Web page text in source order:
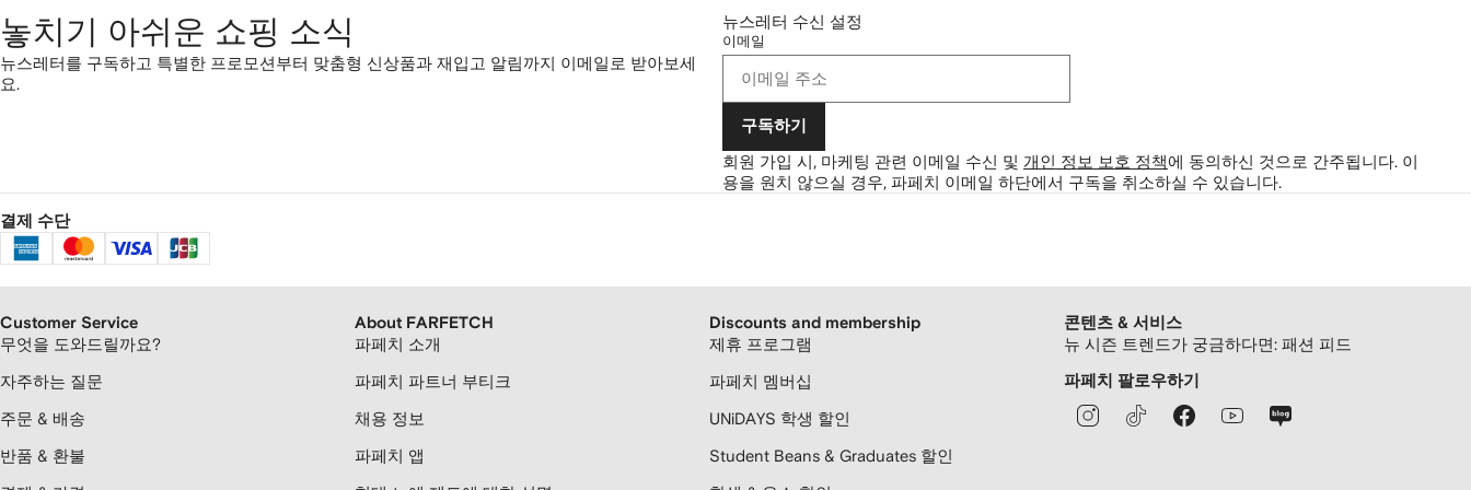
놓치기 아쉬운 쇼핑 소식
뉴스레터를 구독하고 특별한 프로모션부터 맞춤형 신상품과 재입고 알림까지 이메일로 받아보세
요.
뉴스레터 수신 설정
이메일
구독하기
회원 가입 시, 마케팅 관련 이메일 수신 및 개인 정보 보호 정책에 동의하신 것으로 간주됩니다. 이
용을 원치 않으실 경우, 파페치 이메일 하단에서 구독을 취소하실 수 있습니다.
결제 수단
Customer Service
무엇을 도와드릴까요?
자주하는 질문
주문 & 배송
반품 & 환불
About FARFETCH
파페치 소개
파페치 파트너 부티크
채용 정보
파페치 앱
Discounts and membership
제휴 프로그램
파페치 멤버십
UNiDAYS 학생 할인
Student Beans & Graduates 할인
콘텐츠 & 서비스
뉴 시즌 트렌드가 궁금하다면: 패션 피드
파페치 팔로우하기